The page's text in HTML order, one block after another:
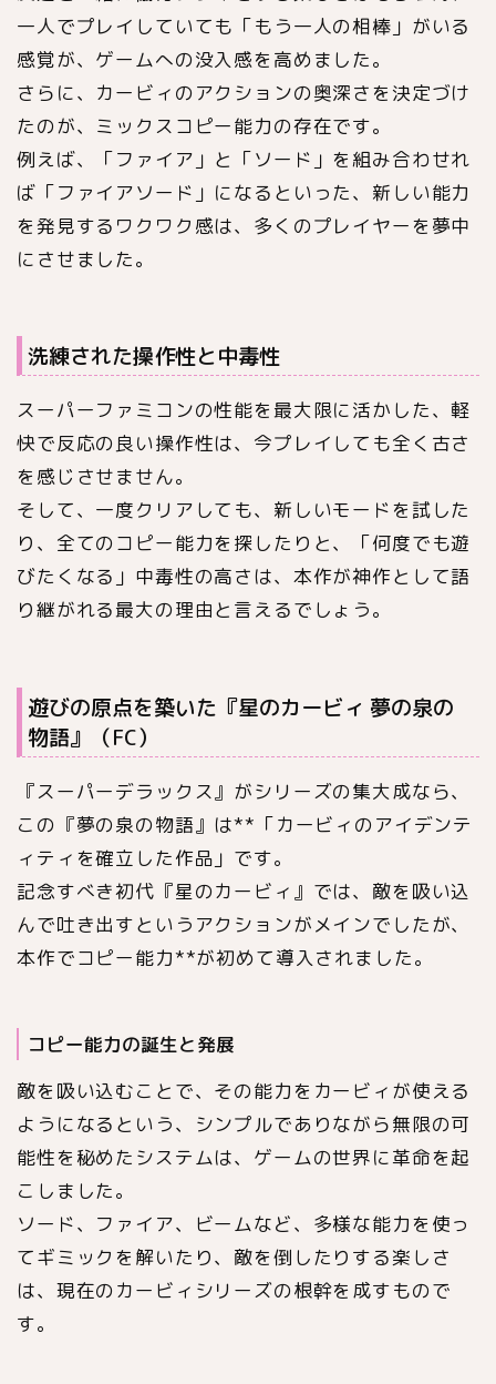
一人でプレイしていても「もう一人の相棒」がいる
感覚が、ゲームへの没入感を高めました。
さらに、カービィのアクションの奥深さを決定づけ
たのが、ミックスコピー能力の存在です。
例えば、「ファイア」と「ソード」を組み合わせれ
ば「ファイアソード」になるといった、新しい能力
を発見するワクワク感は、多くのプレイヤーを夢中
にさせました。
洗練された操作性と中毒性
スーパーファミコンの性能を最大限に活かした、軽
快で反応の良い操作性は、今プレイしても全く古さ
を感じさせません。
そして、一度クリアしても、新しいモードを試した
り、全てのコピー能力を探したりと、「何度でも遊
びたくなる」中毒性の高さは、本作が神作として語
り継がれる最大の理由と言えるでしょう。
遊びの原点を築いた『星のカービィ 夢の泉の
物語』（FC）
『スーパーデラックス』がシリーズの集大成なら、
この『夢の泉の物語』は**「カービィのアイデンテ
ィティを確立した作品」です。
記念すべき初代『星のカービィ』では、敵を吸い込
んで吐き出すというアクションがメインでしたが、
本作でコピー能力**が初めて導入されました。
コピー能力の誕生と発展
敵を吸い込むことで、その能力をカービィが使える
ようになるという、シンプルでありながら無限の可
能性を秘めたシステムは、ゲームの世界に革命を起
こしました。
ソード、ファイア、ビームなど、多様な能力を使っ
てギミックを解いたり、敵を倒したりする楽しさ
は、現在のカービィシリーズの根幹を成すもので
す。